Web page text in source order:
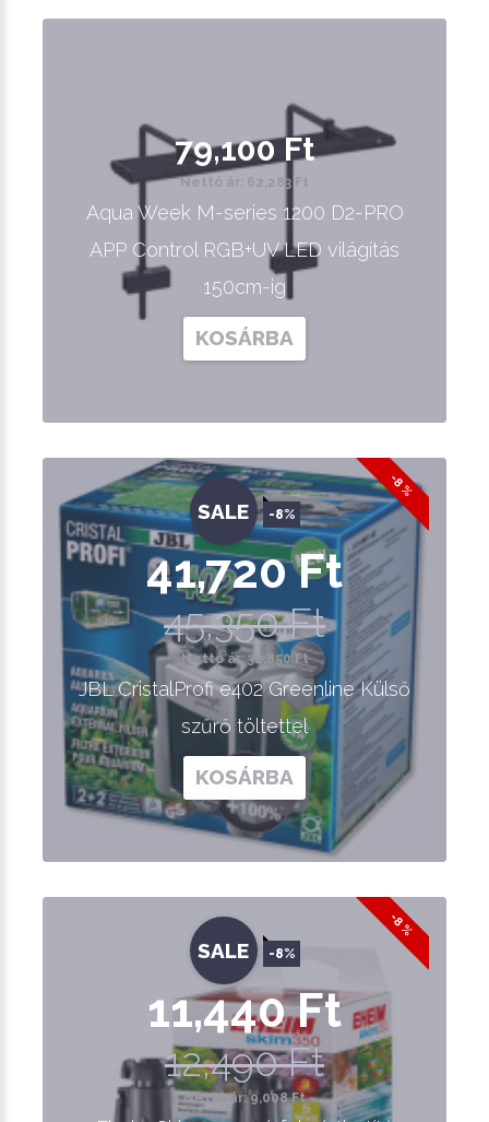
79,100 Ft
Nettó ár: 62,283 Ft
Aqua Week M-series 1200 D2-PRO
APP Control RGB+UV LED világítás
150cm-ig
KOSÁRBA
-8 %
SALE -8%
41,720 Ft
45,350 Ft
Nettó ár: 32,850 Ft
JBL CristalProfi e402 Greenline Külső
szűrő töltettel
KOSÁRBA
-8 %
SALE -8%
11,440 Ft
12,490 Ft
Nettó ár: 9,008 Ft